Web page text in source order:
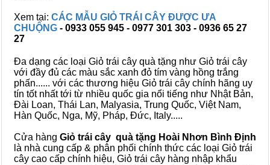
Xem tại: CÁC MẪU GIỎ TRÁI CÂY ĐƯỢC ƯA
CHUỘNG - 0933 055 945 - 0977 301 303 - 0936 65 27
27
Đa dạng các loại Giỏ trái cây quà tặng như Giỏ trái cây
với đầy đủ các màu sắc xanh đỏ tím vàng hồng trắng
phấn...... với các thương hiệu Giỏ trái cây chính hãng uy
tín tốt nhất tới từ nhiều quốc gia nổi tiếng như Nhật Bản,
Đài Loan, Thái Lan, Malyasia, Trung Quốc, Việt Nam,
Hàn Quốc, Nga, Mỹ, Pháp, Đức, Italy.....
Cửa hàng Giỏ trái cây quà tặng Hoài Nhơn Bình Định
là nhà cung cấp & phân phối chính thức các loại Giỏ trái
cây cao cấp chính hiệu, Giỏ trái cây hàng nhập khẩu